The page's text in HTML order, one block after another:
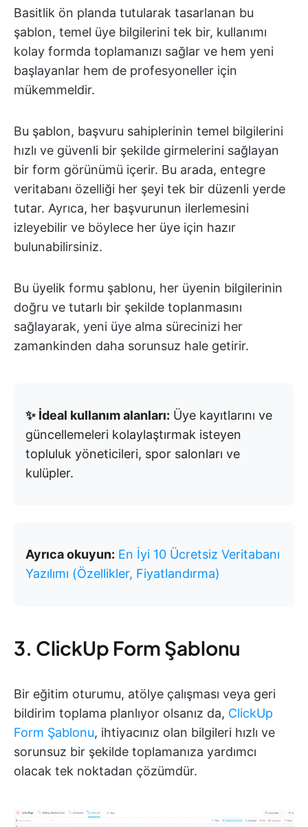
Basitlik ön planda tutularak tasarlanan bu
şablon, temel üye bilgilerini tek bir, kullanımı
kolay formda toplamanızı sağlar ve hem yeni
başlayanlar hem de profesyoneller için
mükemmeldir.
Bu şablon, başvuru sahiplerinin temel bilgilerini
hızlı ve güvenli bir şekilde girmelerini sağlayan
bir form görünümü içerir. Bu arada, entegre
veritabanı özelliği her şeyi tek bir düzenli yerde
tutar. Ayrıca, her başvurunun ilerlemesini
izleyebilir ve böylece her üye için hazır
bulunabilirsiniz.
Bu üyelik formu şablonu, her üyenin bilgilerinin
doğru ve tutarlı bir şekilde toplanmasını
sağlayarak, yeni üye alma sürecinizi her
zamankinden daha sorunsuz hale getirir.
✨ İdeal kullanım alanları: Üye kayıtlarını ve
güncellemeleri kolaylaştırmak isteyen
topluluk yöneticileri, spor salonları ve
kulüpler.
Ayrıca okuyun: En İyi 10 Ücretsiz Veritabanı
Yazılımı (Özellikler, Fiyatlandırma)
3. ClickUp Form Şablonu
Bir eğitim oturumu, atölye çalışması veya geri
bildirim toplama planlıyor olsanız da, ClickUp
Form Şablonu, ihtiyacınız olan bilgileri hızlı ve
sorunsuz bir şekilde toplamanıza yardımcı
olacak tek noktadan çözümdür.